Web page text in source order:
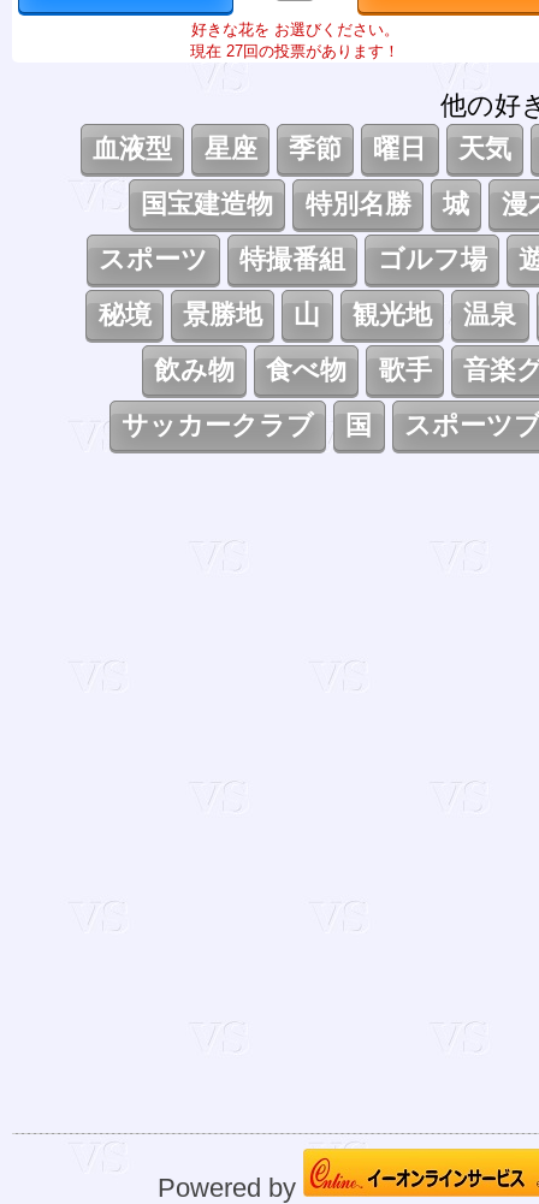
好きな花を お選びください。
現在 27回の投票があります！
他の好
血液型
星座 季節 曜日
天気
国宝建造物
特別名勝 城
漫
スポーツ
特撮番組 ゴルフ場
秘境
景勝地 山 観光地
温泉
飲み物
食べ物 歌手
音楽
サッカークラブ
国 スポーツ
Powered by